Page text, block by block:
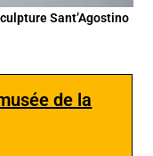
Sant’Agostino
de la